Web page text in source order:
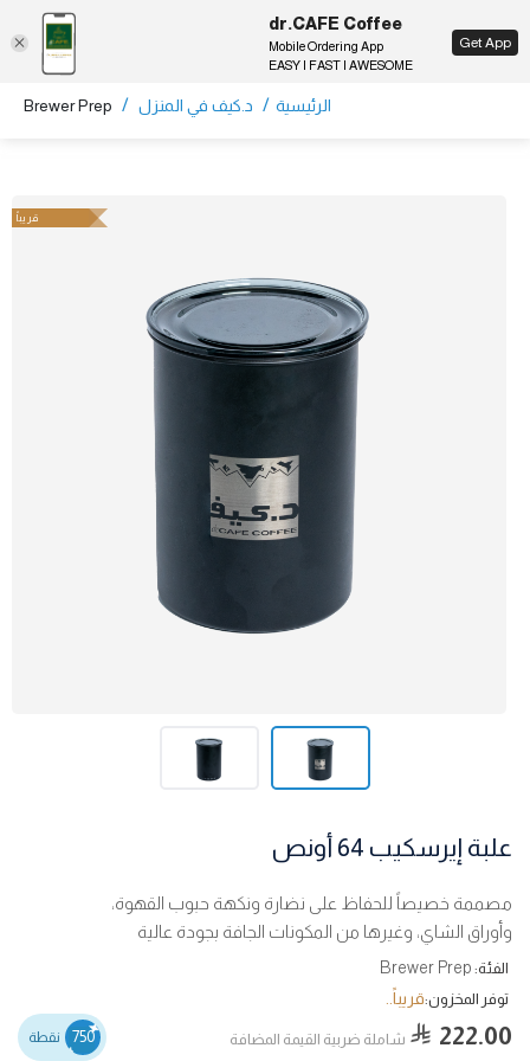
EN
الرئيسية / د.كيف في المنزل /
Brewer Prep
قريباً
علبة إيرسكيب 64 أونص
مصممة خصيصاً للحفاظ على نضارة ونكهة حبوب القهوة،
وأوراق الشاي، وغيرها من المكونات الجافة بجودة عالية
الفئة: Brewer Prep
توفر المخزون:قريباً..
222.00 شاملة ضربية القيمة المضافة 750 نقطة
dr.CAFE Coffee
Mobile Ordering App
EASY | FAST | AWESOME
Get App